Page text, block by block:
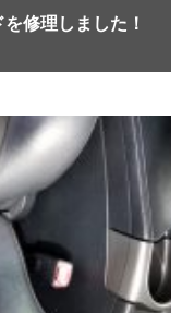
修理しました！